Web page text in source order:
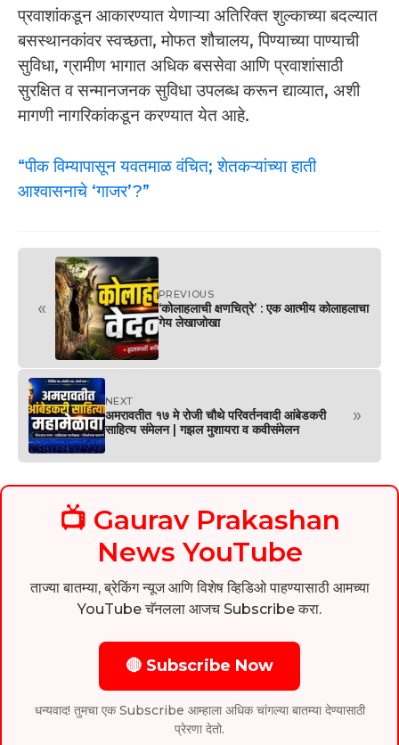
प्रवाशांकडून आकारण्यात येणाऱ्या अतिरिक्त शुल्काच्या बदल्यात
बसस्थानकांवर स्वच्छता, मोफत शौचालय, पिण्याच्या पाण्याची
सुविधा, ग्रामीण भागात अधिक बससेवा आणि प्रवाशांसाठी
सुरक्षित व सन्मानजनक सुविधा उपलब्ध करून द्याव्यात, अशी
मागणी नागरिकांकडून करण्यात येत आहे.
“पीक विम्यापासून यवतमाळ वंचित; शेतकऱ्यांच्या हाती
आश्वासनाचे ‘गाजर’?”
«
PREVIOUS
‘कोलाहलाची क्षणचित्रे’ : एक आत्मीय कोलाहलाचा
गेय लेखाजोखा
NEXT
अमरावतीत १७ मे रोजी चौथे परिवर्तनवादी आंबेडकरी
साहित्य संमेलन | गझल मुशायरा व कवीसंमेलन
»
📺 Gaurav Prakashan
News YouTube
ताज्या बातम्या, ब्रेकिंग न्यूज आणि विशेष व्हिडिओ पाहण्यासाठी आमच्या
YouTube चॅनलला आजच Subscribe करा.
🔴 Subscribe Now
धन्यवाद! तुमचा एक Subscribe आम्हाला अधिक चांगल्या बातम्या देण्यासाठी
प्रेरणा देतो.